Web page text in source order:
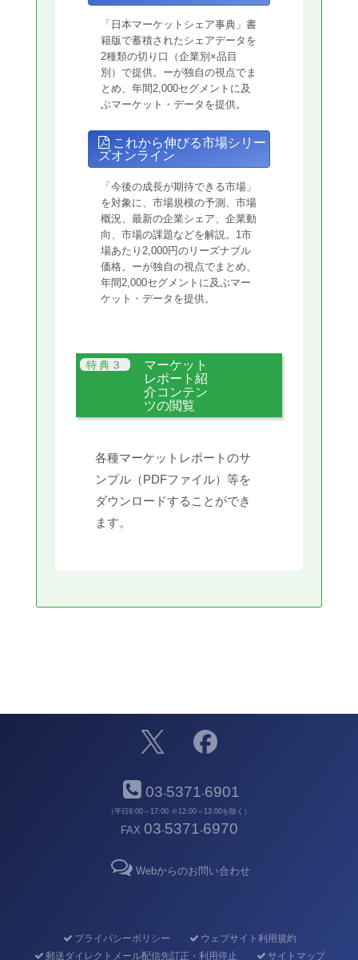
「日本マーケットシェア事典」書
籍版で蓄積されたシェアデータを
2種類の切り口（企業別×品目
別）で提供。ーが独自の視点でま
とめ、年間2,000セグメントに及
ぶマーケット・データを提供。
これから伸びる市場シリー
ズオンライン
「今後の成長が期待できる市場」
を対象に、市場規模の予測、市場
概況、最新の企業シェア、企業動
向、市場の課題などを解説。1市
場あたり2,000円のリーズナブル
価格。ーが独自の視点でまとめ、
年間2,000セグメントに及ぶマー
ケット・データを提供。
マーケット
レポート紹
介コンテン
ツの閲覧
各種マーケットレポートのサ
ンプル（PDFファイル）等を
ダウンロードすることができ
ます。
03-5371-6901
（平日9:00～17:00 ※12:00～13:00を除く）
FAX 03-5371-6970
Webからのお問い合わせ
プライバシーポリシー
ウェブサイト利用規約
郵送ダイレクトメール配信先訂正・利用停止
サイトマップ